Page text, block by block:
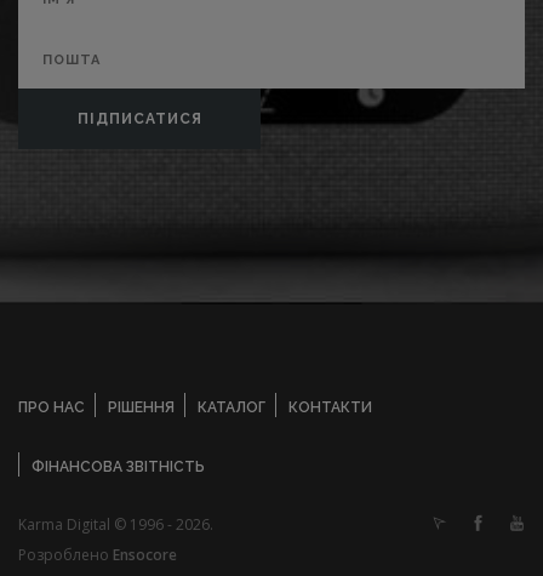
ПІДПИСАТИСЯ
ПРО НАС РІШЕННЯ КАТАЛОГ КОНТАКТИ
ФІНАНСОВА ЗВІТНІСТЬ
Karma Digital © 1996 - 2026.
Розроблено Ensocore